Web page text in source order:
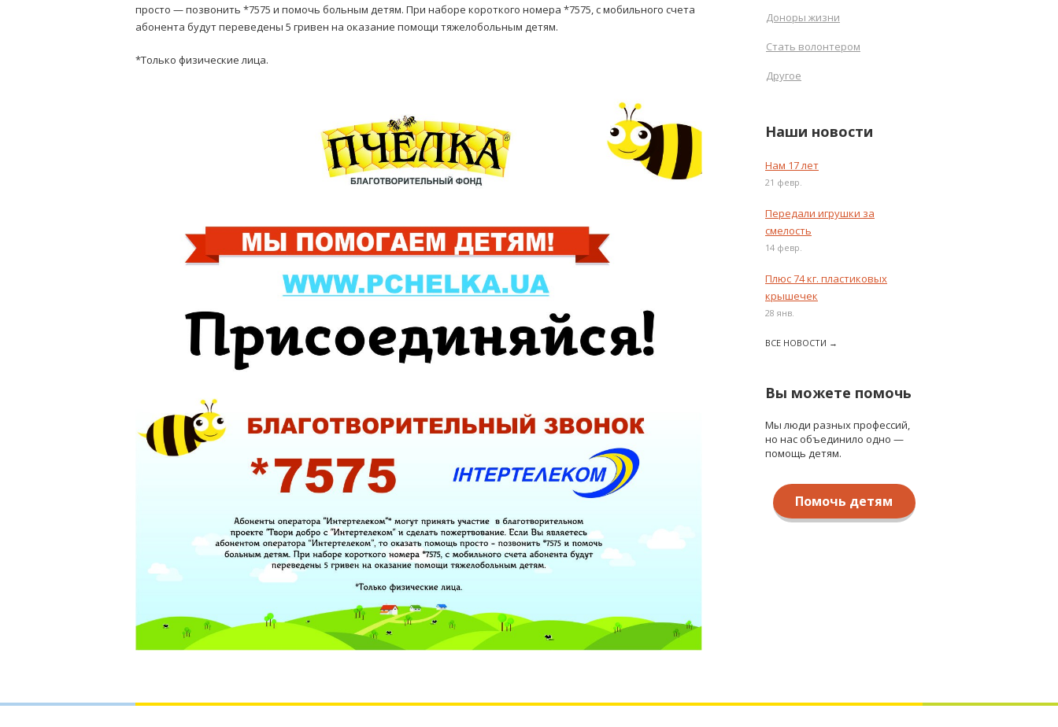
просто — позвонить *7575 и помочь больным детям. При наборе короткого номера *7575, с мобильного счета
абонента будут переведены 5 гривен на оказание помощи тяжелобольным детям.
*Только физические лица.
Доноры жизни
Стать волонтером
Другое
Наши новости
Нам 17 лет
21 февр.
Передали игрушки за
смелость
14 февр.
Плюс 74 кг. пластиковых
крышечек
28 янв.
ВСЕ НОВОСТИ →
Вы можете помочь
Мы люди разных профессий,
но нас объединило одно —
помощь детям.
Помочь детям